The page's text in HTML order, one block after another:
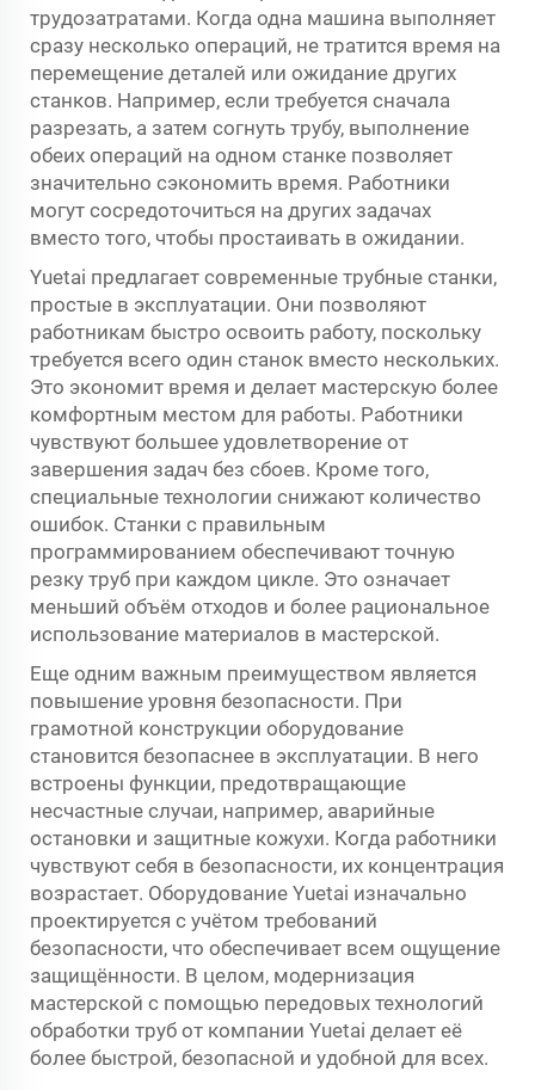
трудозатратами. Когда одна машина выполняет
сразу несколько операций, не тратится время на
перемещение деталей или ожидание других
станков. Например, если требуется сначала
разрезать, а затем согнуть трубу, выполнение
обеих операций на одном станке позволяет
значительно сэкономить время. Работники
могут сосредоточиться на других задачах
вместо того, чтобы простаивать в ожидании.
Yuetai предлагает современные трубные станки,
простые в эксплуатации. Они позволяют
работникам быстро освоить работу, поскольку
требуется всего один станок вместо нескольких.
Это экономит время и делает мастерскую более
комфортным местом для работы. Работники
чувствуют большее удовлетворение от
завершения задач без сбоев. Кроме того,
специальные технологии снижают количество
ошибок. Станки с правильным
программированием обеспечивают точную
резку труб при каждом цикле. Это означает
меньший объём отходов и более рациональное
использование материалов в мастерской.
Еще одним важным преимуществом является
повышение уровня безопасности. При
грамотной конструкции оборудование
становится безопаснее в эксплуатации. В него
встроены функции, предотвращающие
несчастные случаи, например, аварийные
остановки и защитные кожухи. Когда работники
чувствуют себя в безопасности, их концентрация
возрастает. Оборудование Yuetai изначально
проектируется с учётом требований
безопасности, что обеспечивает всем ощущение
защищённости. В целом, модернизация
мастерской с помощью передовых технологий
обработки труб от компании Yuetai делает её
более быстрой, безопасной и удобной для всех.